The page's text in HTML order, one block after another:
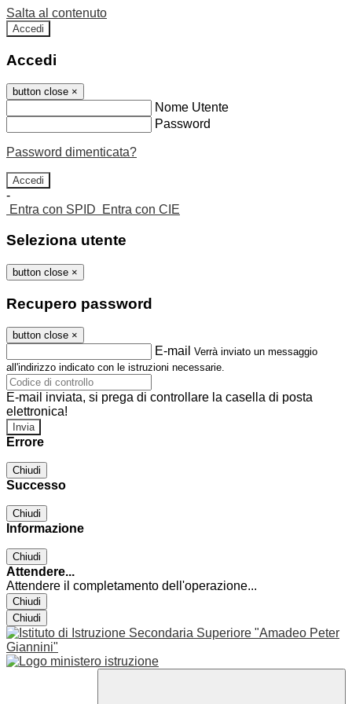
Salta al contenuto
Accedi
Accedi
button close ×
Nome Utente
Password
Password dimenticata?
-
Entra con SPID
Entra con CIE
Seleziona utente
button close ×
Recupero password
button close ×
E-mail Verrà inviato un messaggio
all'indirizzo indicato con le istruzioni necessarie.
E-mail inviata, si prega di controllare la casella di posta
elettronica!
Errore
Chiudi
Successo
Chiudi
Informazione
Chiudi
Attendere...
Attendere il completamento dell'operazione...
Chiudi
Chiudi